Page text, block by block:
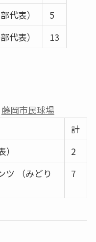
代表）
5
代表）
13
藤岡市民球場
計
2
ツ （みどり
7